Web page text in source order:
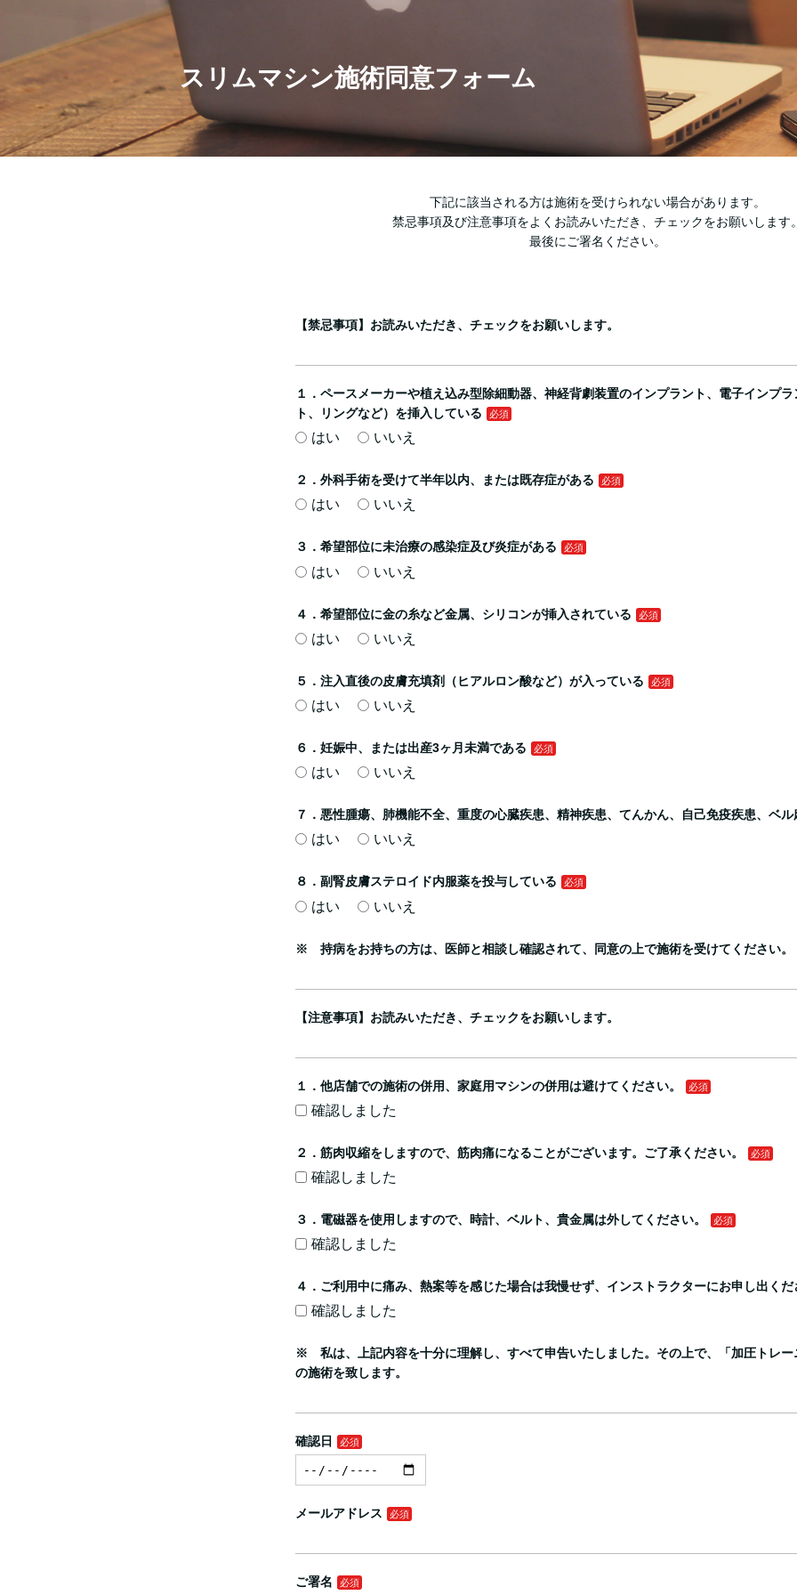
スリムマシン施術同意フォーム
下記に該当される方は施術を受けられない場合があります。
禁忌事項及び注意事項をよくお読みいただき、チェックをお願いします。
最後にご署名ください。
【禁忌事項】お読みいただき、チェックをお願いします。
１．ペースメーカーや植え込み型除細動器、神経背劇装置のインプラント、電子インプ
ト、リングなど）を挿入している
はい いいえ
２．外科手術を受けて半年以内、または既存症がある
はい いいえ
３．希望部位に未治療の感染症及び炎症がある
はい いいえ
４．希望部位に金の糸など金属、シリコンが挿入されている
はい いいえ
５．注入直後の皮膚充填剤（ヒアルロン酸など）が入っている
はい いいえ
６．妊娠中、または出産3ヶ月未満である
はい いいえ
７．悪性腫瘍、肺機能不全、重度の心臓疾患、精神疾患、てんかん、自己免疫疾患、ベル
はい いいえ
８．副腎皮膚ステロイド内服薬を投与している
はい いいえ
※ 持病をお持ちの方は、医師と相談し確認されて、同意の上で施術を受けてください。
【注意事項】お読みいただき、チェックをお願いします。
１．他店舗での施術の併用、家庭用マシンの併用は避けてください。
確認しました
２．筋肉収縮をしますので、筋肉痛になることがございます。ご了承ください。
確認しました
３．電磁器を使用しますので、時計、ベルト、貴金属は外してください。
確認しました
４．ご利用中に痛み、熱案等を感じた場合は我慢せず、インストラクターにお申し出くだ
確認しました
※ 私は、上記内容を十分に理解し、すべて申告いたしました。その上で、「加圧トレ
の施術を致します。
確認日
メールアドレス
ご署名